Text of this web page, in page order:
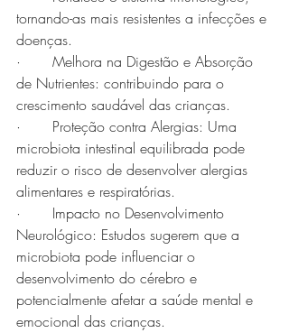
tornando-as mais resistentes a infecções e
doenças.
·       Melhora na Digestão e Absorção
de Nutrientes: contribuindo para o
crescimento saudável das crianças.
·       Proteção contra Alergias: Uma
microbiota intestinal equilibrada pode
reduzir o risco de desenvolver alergias
alimentares e respiratórias.
·       Impacto no Desenvolvimento
Neurológico: Estudos sugerem que a
microbiota pode influenciar o
desenvolvimento do cérebro e
potencialmente afetar a saúde mental e
emocional das crianças.